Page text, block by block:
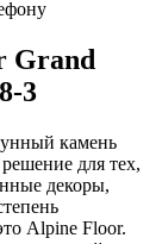
Grand
3
камень
для тех,
декоры,
Alpine Floor.